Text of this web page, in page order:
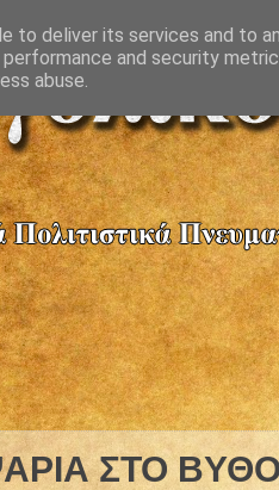
ΣΤΟ
to deliver its services and to
and security
abuse.